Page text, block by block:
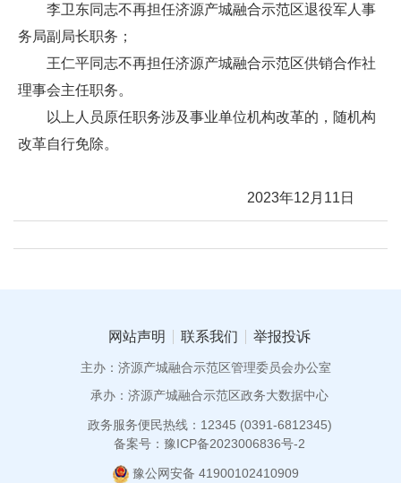
李卫东同志不再担任济源产城融合示范区退役军人事
务局副局长职务；
王仁平同志不再担任济源产城融合示范区供销合作社
理事会主任职务。
以上人员原任职务涉及事业单位机构改革的，随机构
改革自行免除。
2023年12月11日
网站声明 联系我们 举报投诉
主办：济源产城融合示范区管理委员会办公室
承办：济源产城融合示范区政务大数据中心
政务服务便民热线：12345 (0391-6812345)
备案号：豫ICP备2023006836号-2
豫公网安备 41900102410909